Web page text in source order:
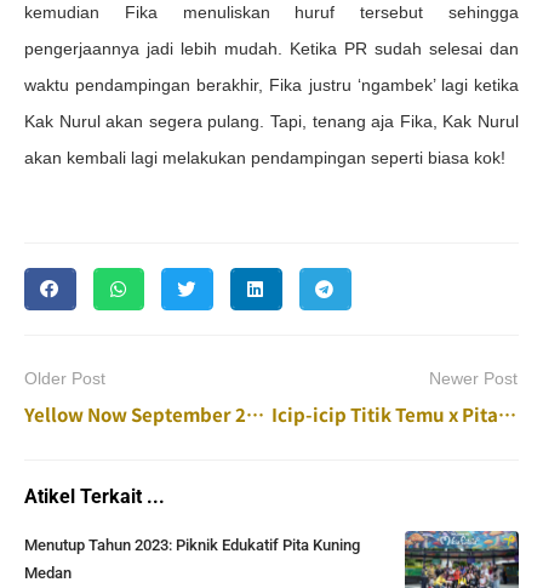
kemudian Fika menuliskan huruf tersebut sehingga
pengerjaannya jadi lebih mudah. Ketika PR sudah selesai dan
waktu pendampingan berakhir, Fika justru ‘ngambek’ lagi ketika
Kak Nurul akan segera pulang. Tapi, tenang aja Fika, Kak Nurul
akan kembali lagi melakukan pendampingan seperti biasa kok!
Older Post
Yellow Now September 2022 Sudah Terbit!
Newer Post
Icip-icip Titik Temu x Pita Kuning, Mempertemukan Selera Mama dan Anak
Atikel Terkait ...
Menutup Tahun 2023: Piknik Edukatif Pita Kuning
Medan